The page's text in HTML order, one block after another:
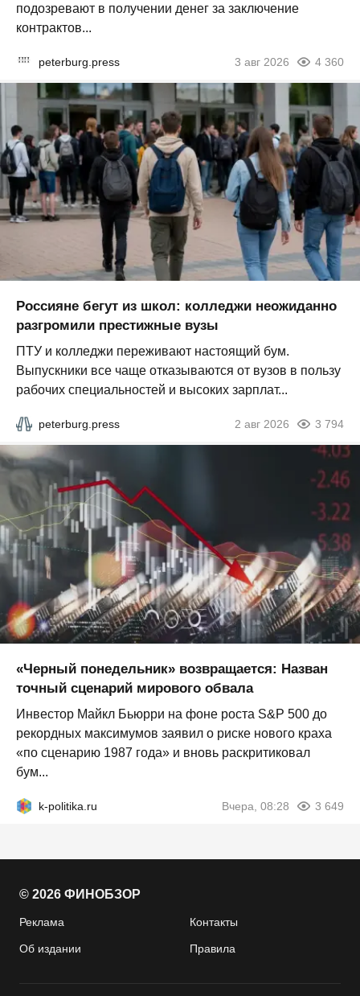
подозревают в получении денег за заключение
контрактов...
peterburg.press 3 авг 2026 4 360
Россияне бегут из школ: колледжи неожиданно
разгромили престижные вузы
ПТУ и колледжи переживают настоящий бум.
Выпускники все чаще отказываются от вузов в пользу
рабочих специальностей и высоких зарплат...
peterburg.press 2 авг 2026 3 794
«Черный понедельник» возвращается: Назван
точный сценарий мирового обвала
Инвестор Майкл Бьюрри на фоне роста S&P 500 до
рекордных максимумов заявил о риске нового краха
«по сценарию 1987 года» и вновь раскритиковал
бум...
k-politika.ru Вчера, 08:28 3 649
© 2026 ФИНОБЗОР
Реклама Контакты
Об издании Правила